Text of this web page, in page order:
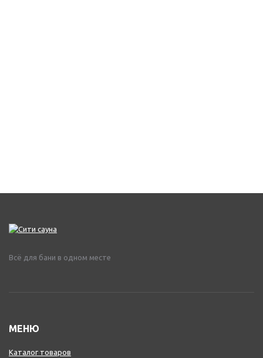
Всё для бани в одном месте
МЕНЮ
Каталог товаров